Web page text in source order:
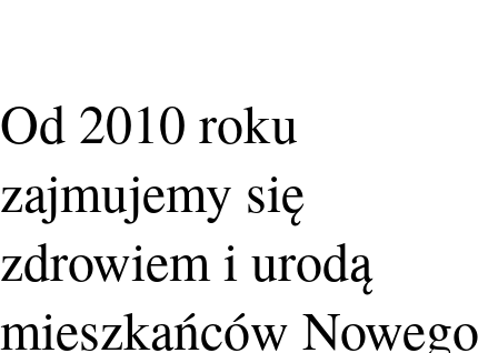
Od 2010 roku
zajmujemy się
zdrowiem i urodą
mieszkańców Nowego